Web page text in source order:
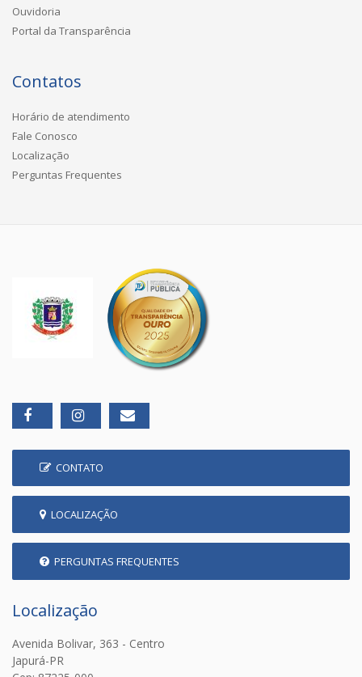
Ouvidoria
Portal da Transparência
Contatos
Horário de atendimento
Fale Conosco
Localização
Perguntas Frequentes
CONTATO
LOCALIZAÇÃO
PERGUNTAS FREQUENTES
Localização
Avenida Bolivar, 363 - Centro
Japurá-PR